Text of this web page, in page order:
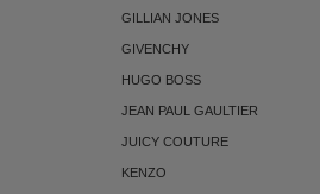
GILLIAN JONES
GIVENCHY
HUGO BOSS
JEAN PAUL GAULTIER
JUICY COUTURE
KENZO